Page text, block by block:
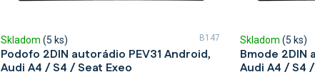
o
v
Podofo 2DIN autorádio PEV31 Android,
Audi A4 / S4 / Seat Exeo
Skladom (5 ks) B147
Bmode 2DIN
Audi A4 / S4
Skladom (5 ks)